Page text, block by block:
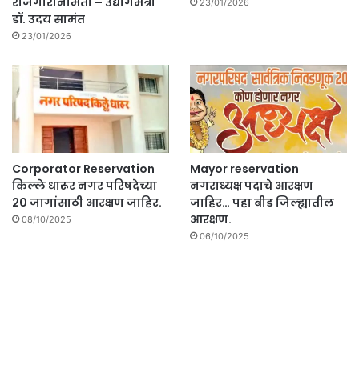
डॉ. उदय सामंत
23/01/2026
Corporator Reservation
किल्ले धारूर नगर परिषदेच्या
20 जागांसाठी आरक्षण जाहिर.
08/10/2025
Mayor reservation
नगराध्यक्ष पदाचे आरक्षण
जाहिर… पहा बीड जिल्ह्यातील
आरक्षण.
06/10/2025